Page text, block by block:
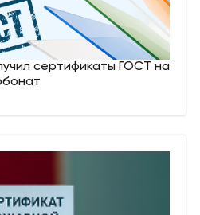
сертификаты ГОСТ на